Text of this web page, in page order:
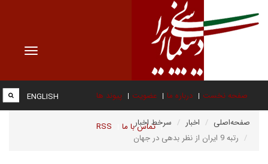
Toggle
صفحه نخست درباره ما عضویت پیوند ها
تماس با ما RSS
ENGLISH
صفحه‌اصلی اخبار
سرخط اخبار
رتبه 9 ایران از نظر بدهی در جهان